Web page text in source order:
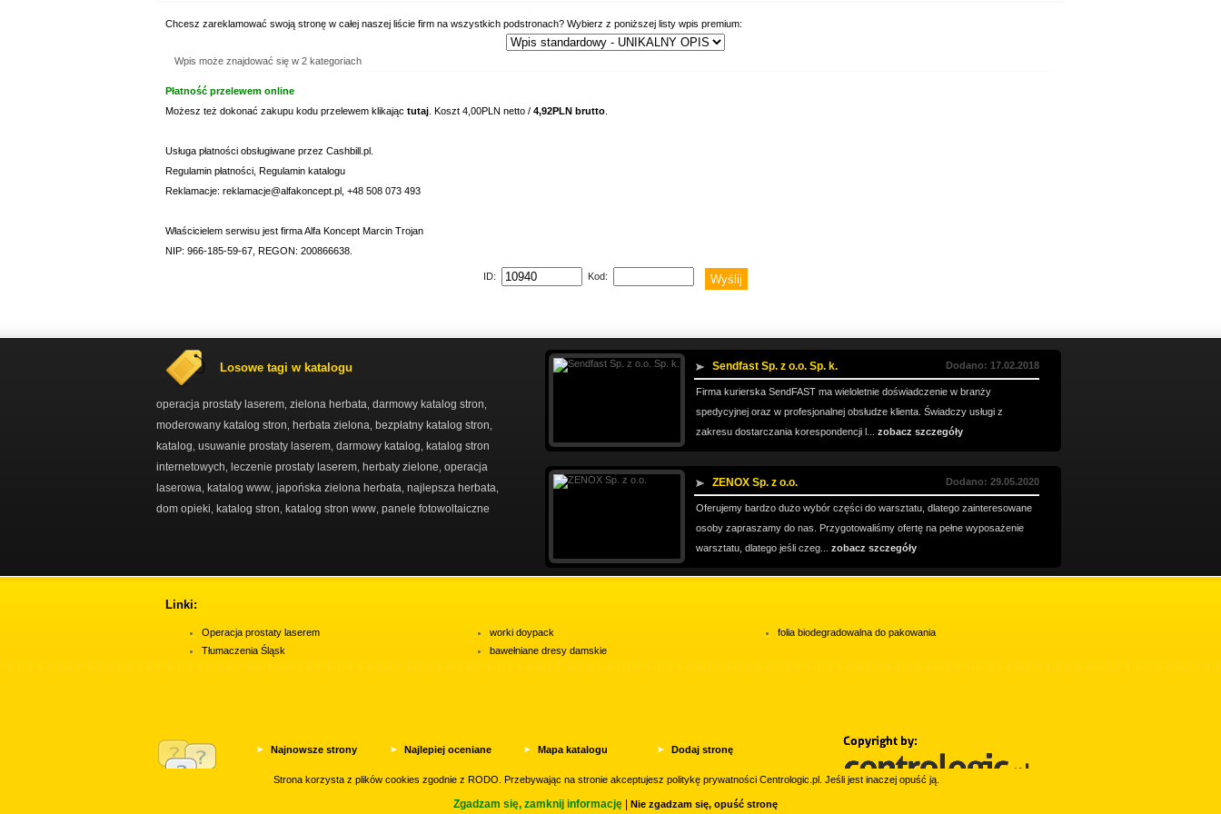
Chcesz zareklamować swoją stronę w całej naszej liście firm na wszystkich podstronach? Wybierz z poniższej listy wpis premium:
Wpis może znajdować się w 2 kategoriach
Płatność przelewem online
Możesz też dokonać zakupu kodu przelewem klikając tutaj . Koszt 4,00PLN netto / 4,92PLN brutto
Usługa płatności obsługiwane przez Cashbill.pl.
Regulamin płatności Regulamin katalogu
Reklamacje: reklamacje@alfakoncept.pl, +48 508 073 493
Właścicielem serwisu jest firma Alfa Koncept Marcin Trojan
NIP: 966-185-59-67, REGON: 200866638.
ID: Kod:
Losowe tagi w katalogu
operacja prostaty laserem zielona herbata darmowy katalog stron
moderowany katalog stron herbata zielona bezpłatny katalog stron
katalog usuwanie prostaty laserem darmowy katalog
katalog stron
internetowych
leczenie prostaty laserem herbaty zielone operacja
laserowa katalog www japońska zielona herbata najlepsza herbata
dom opieki katalog stron katalog stron www panele fotowoltaiczne
Sendfast Sp. z o.o. Sp. k. Dodano: 17.02.2018
Firma kurierska SendFAST ma wieloletnie doświadczenie w branży
spedycyjnej oraz w profesjonalnej obsłudze klienta. Świadczy usługi z
zakresu dostarczania korespondencji l... zobacz szczegóły
ZENOX Sp. z o.o. Dodano: 29.05.2020
Oferujemy bardzo dużo wybór części do warsztatu, dlatego zainteresowane
osoby zapraszamy do nas. Przygotowaliśmy ofertę na pełne wyposażenie
warsztatu, dlatego jeśli czeg... zobacz szczegóły
Linki:
Operacja prostaty laserem
Tłumaczenia Śląsk
worki doypack
bawełniane dresy damskie
folia biodegradowalna do pakowania
Najnowsze strony Najlepiej oceniane Mapa katalogu Dodaj stronę
Najpopularniejsze Przyjaciele
Website Screenshots by
PagePeeker
Kontakt
Strona korzysta z plików cookies zgodnie z RODO. Przebywając na stronie akceptujesz politykę prywatnościCentrologic.pl. Jeśli jest inaczej opuść ją.
Zgadzam się, zamknij informację| Nie zgadzam się, opuść stronę